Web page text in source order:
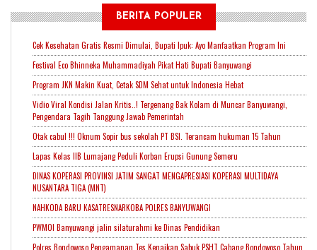
BERITA POPULER
Cek Kesehatan Gratis Resmi Dimulai, Bupati Ipuk: Ayo Manfaatkan Program Ini
Festival Eco Bhinneka Muhammadiyah Pikat Hati Bupati Banyuwangi
Program JKN Makin Kuat, Cetak SDM Sehat untuk Indonesia Hebat
Vidio Viral Kondisi Jalan Kritis..! Tergenang Bak Kolam di Muncar Banyuwangi,
Pengendara Tagih Tanggung Jawab Pemerintah
Otak cabul !!! Oknum Sopir bus sekolah PT BSI. Terancam hukuman 15 Tahun
Lapas Kelas IIB Lumajang Peduli Korban Erupsi Gunung Semeru
DINAS KOPERASI PROVINSI JATIM SANGAT MENGAPRESIASI KOPERASI MULTIDAYA
NUSANTARA TIGA (MNT)
NAHKODA BARU KASATRESNARKOBA POLRES BANYUWANGI
PWMOI Banyuwangi jalin silaturahmi ke Dinas Pendidikan
Polres Bondowoso Pengamanan Tes Kenaikan Sabuk PSHT Cabang Bondowoso Tahun